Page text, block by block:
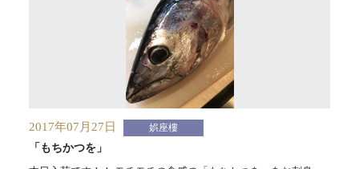
2017年07月27日 娯座樓
「もちかつを」